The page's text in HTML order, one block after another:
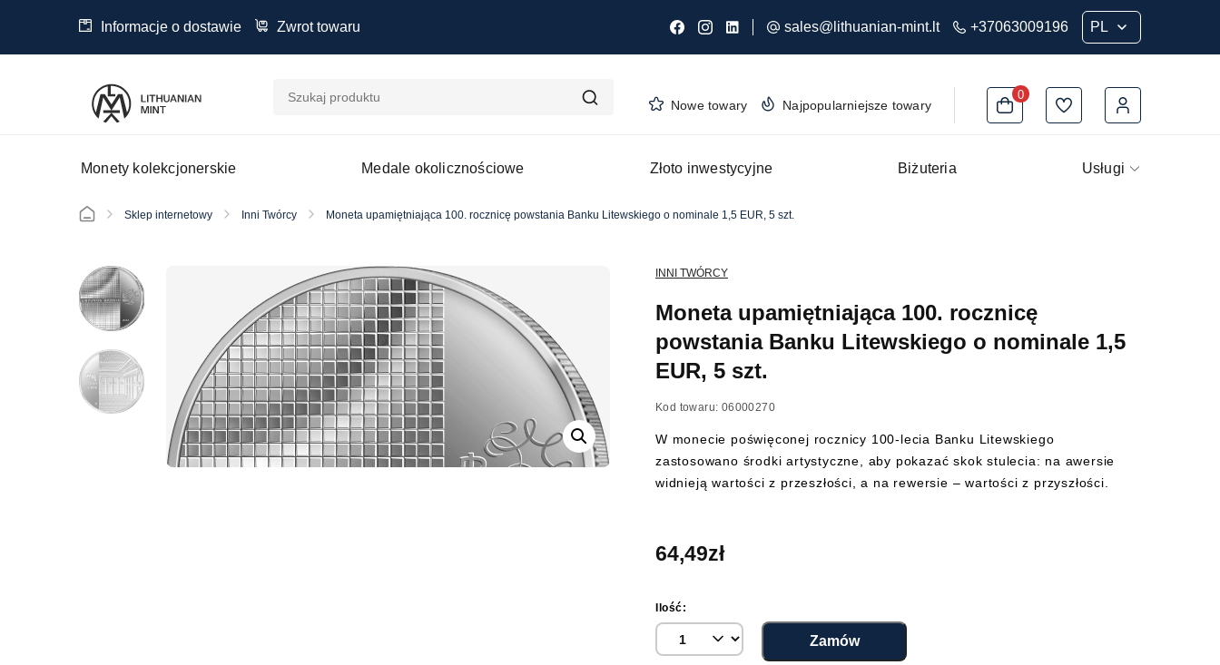
Informacje o dostawie Zwrot towaru sales@lithuanian-mint.lt +37063009196
Nowe towary Najpopularniejsze towary
0
Monety kolekcjonerskie Medale okolicznościowe Złoto inwestycyjne Biżuteria Usługi
Sklep internetowy Inni Twórcy Moneta upamiętniająca 100. rocznicę powstania Banku Litewskiego o nominale 1,5 EUR, 5 szt.
INNI TWÓRCY
Moneta upamiętniająca 100. rocznicę
powstania Banku Litewskiego o nominale 1,5
EUR, 5 szt.
Kod towaru: 06000270
W monecie poświęconej rocznicy 100-lecia Banku Litewskiego
zastosowano środki artystyczne, aby pokazać skok stulecia: na awersie
widnieją wartości z przeszłości, a na rewersie – wartości z przyszłości.
64,49zł
Ilość:
Zamów